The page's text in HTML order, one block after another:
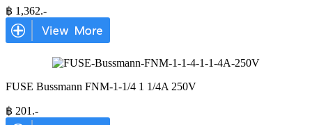
฿ 1,362.-
FUSE Bussmann FNM-1-1/4 1 1/4A 250V
฿ 201 .-